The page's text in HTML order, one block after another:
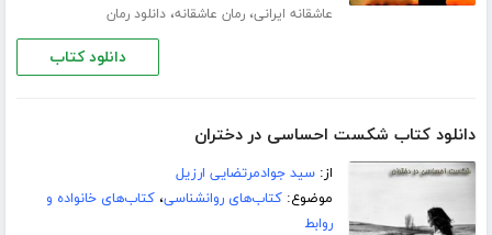
عاشقانه ایرانی،رمان عاشقانه،دانلود رمان
دانلود کتاب
دانلود کتاب شکست احساسی در دختران
از:سید جوادمرتضایی ارزیل
موضوع:کتاب‌های روانشناسی،کتاب‌های خانواده و
روابط